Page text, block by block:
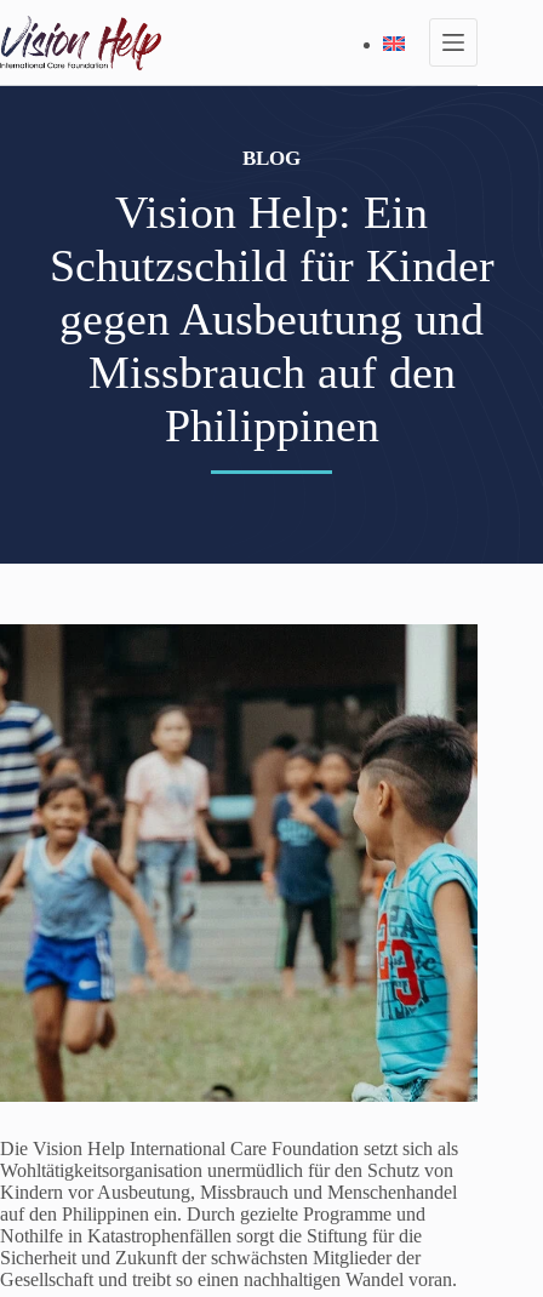
Inhalt
springen
BLOG
Vision Help: Ein
Schutzschild für Kinder
gegen Ausbeutung und
Missbrauch auf den
Philippinen
Die Vision Help International Care Foundation setzt sich als
Wohltätigkeitsorganisation unermüdlich für den Schutz von
Kindern vor Ausbeutung, Missbrauch und Menschenhandel
auf den Philippinen ein. Durch gezielte Programme und
Nothilfe in Katastrophenfällen sorgt die Stiftung für die
Sicherheit und Zukunft der schwächsten Mitglieder der
Gesellschaft und treibt so einen nachhaltigen Wandel voran.